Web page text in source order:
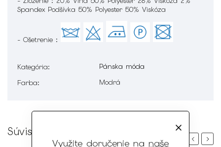
Využite doručenie na naše
Spandex Podšívka 50% Polyester 50% Viskóza
- Ošetrenie :
Kategória:
Pánska móda
Farba: Modrá
Súvisiaci tovar
PreviousNext